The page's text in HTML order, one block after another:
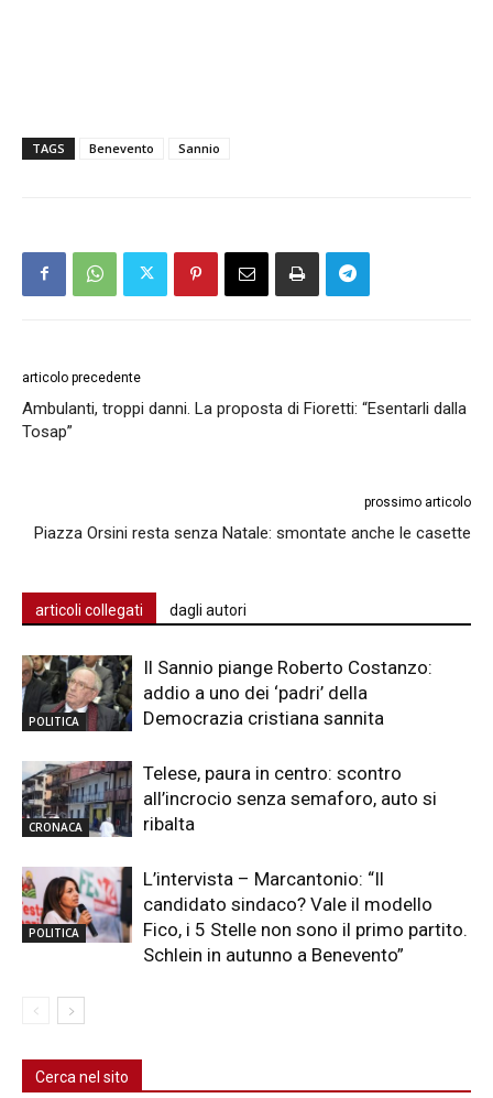
TAGS Benevento Sannio
articolo precedente
Ambulanti, troppi danni. La proposta di Fioretti: “Esentarli dalla
Tosap”
prossimo articolo
Piazza Orsini resta senza Natale: smontate anche le casette
articoli collegati dagli autori
POLITICA
Il Sannio piange Roberto Costanzo:
addio a uno dei ‘padri’ della
Democrazia cristiana sannita
CRONACA
Telese, paura in centro: scontro
all’incrocio senza semaforo, auto si
ribalta
POLITICA
L’intervista – Marcantonio: “Il
candidato sindaco? Vale il modello
Fico, i 5 Stelle non sono il primo partito.
Schlein in autunno a Benevento”
Cerca nel sito